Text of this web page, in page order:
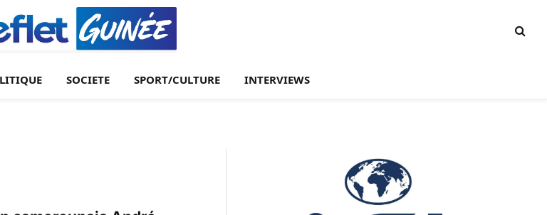
SOCIETE SPORT/CULTURE INTERVIEWS